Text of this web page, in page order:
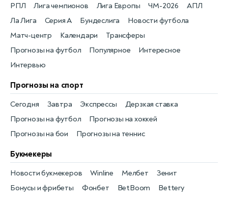
Новости футбола
РПЛ
Матч-центр
Лига чемпионов
Календари
Лига Европы
Трансферы
ЧМ-2026
Прогнозы на футбол
АПЛ
Популярное
Ла Лига
Интересное
Серия А
Интервью
Бундеслига
Прогнозы на спорт
Прогнозы на футбол
Сегодня
Прогнозы на хоккей
Завтра
Прогнозы на бои
Экспрессы
Прогнозы на теннис
Дерзкая ставка
Букмекеры
Бонусы и фрибеты
Новости букмекеров
Фонбет
Winline
BetBoom
Мелбет
Bettery
Зенит